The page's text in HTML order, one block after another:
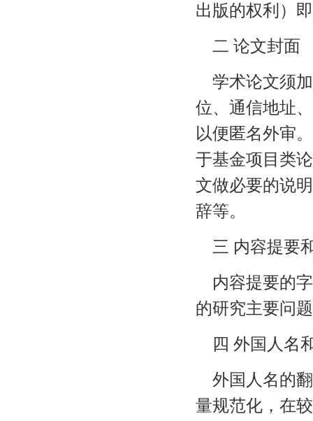
出版的权利）
二 论文封面
学术论文须加
位、通信地址
以便匿名外审
于基金项目类
文做必要的说
辞等。
三 内容提要
内容提要的字
的研究主要问
四 外国人名
外国人名的翻
量规范化，在